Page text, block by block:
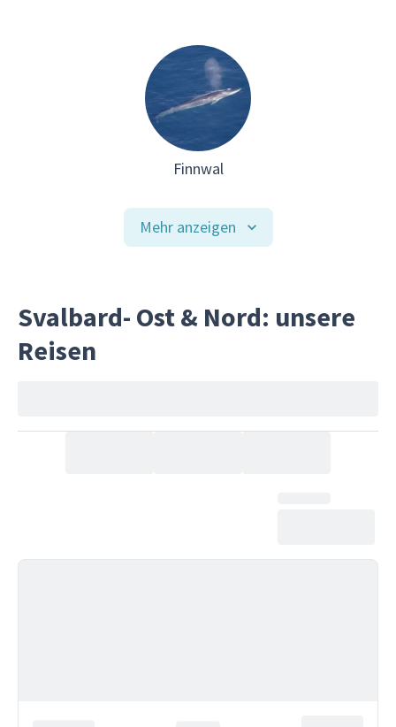
Finnwal
Mehr anzeigen
Svalbard- Ost & Nord: unsere
Reisen